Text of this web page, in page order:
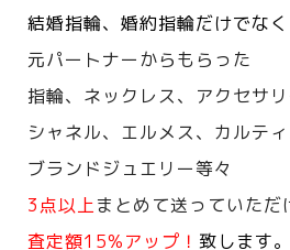
結婚指輪、婚約指輪だけでなく
元パートナーからもらった
指輪、ネックレス、アクセサ
シャネル、エルメス、カルテ
ブランドジュエリー等々
3点以上まとめて送っていただ
査定額15%アップ！ 致します。